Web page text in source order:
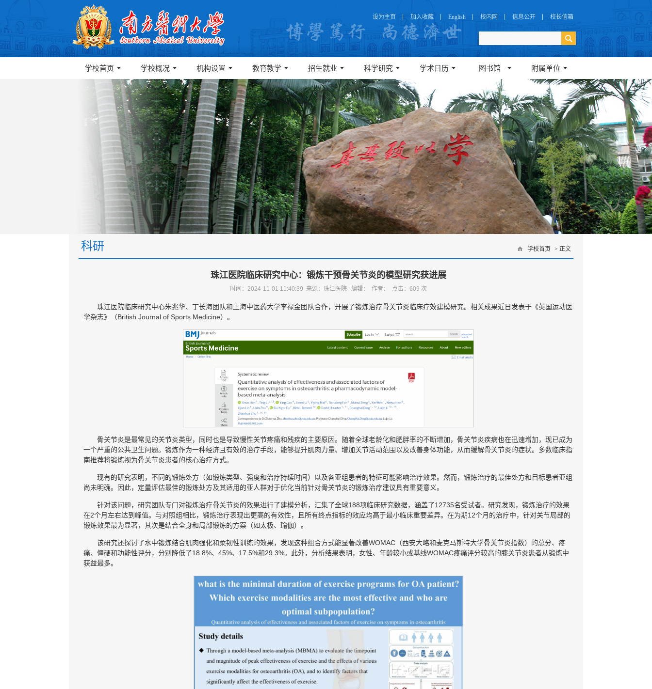
设为主页 加入收藏 English 校内网 信息公开 校长信箱
学校首页 学校概况 机构设置 教育教学 招生就业 科学研究 学术日历 图书馆 附属单位
科研 学校首页 > 正文
珠江医院临床研究中心：锻炼干预骨关节炎的模型研究获进展
时间：2024-11-01 11:40:39 来源：珠江医院 编辑： 作者： 点击： 609 次
珠江医院临床研究中心朱兆华、丁长海团队和上海中医药大学李禄金团队合作，开展了锻炼治疗骨关节炎临床疗效建模研究。相关成果近日发表于《英国运动医
学杂志》（British Journal of Sports Medicine）。
骨关节炎是最常见的关节炎类型，同时也是导致慢性关节疼痛和残疾的主要原因。随着全球老龄化和肥胖率的不断增加，骨关节炎疾病也在迅速增加，现已成为
一个严重的公共卫生问题。锻炼作为一种经济且有效的治疗手段，能够提升肌肉力量、增加关节活动范围以及改善身体功能，从而缓解骨关节炎的症状。多数临床指
南推荐将锻炼视为骨关节炎患者的核心治疗方式。
现有的研究表明，不同的锻炼处方（如锻炼类型、强度和治疗持续时间）以及各亚组患者的特征可能影响治疗效果。然而，锻炼治疗的最佳处方和目标患者亚组
尚未明确。因此，定量评估最佳的锻炼处方及其适用的亚人群对于优化当前针对骨关节炎的锻炼治疗建议具有重要意义。
针对该问题，研究团队专门对锻炼治疗骨关节炎的效果进行了建模分析，汇集了全球188项临床研究数据，涵盖了12735名受试者。研究发现，锻炼治疗的效果
在2个月左右达到峰值。与对照组相比，锻炼治疗表现出更高的有效性，且所有终点指标的效应均高于最小临床重要差异。在为期12个月的治疗中，针对关节局部的
锻炼效果最为显著，其次是结合全身和局部锻炼的方案（如太极、瑜伽）。
该研究还探讨了水中锻炼结合肌肉强化和柔韧性训练的效果，发现这种组合方式能显著改善WOMAC（西安大略和麦克马斯特大学骨关节炎指数）的总分、疼
痛、僵硬和功能性评分，分别降低了18.8%、45%、17.5%和29.3%。此外，分析结果表明，女性、年龄较小或基线WOMAC疼痛评分较高的膝关节炎患者从锻炼中
获益最多。